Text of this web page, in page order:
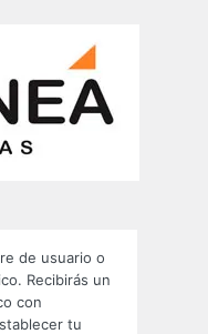
de usuario o
Recibirás un
con
tu